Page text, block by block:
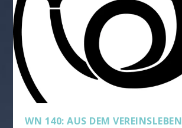
WN 140: AUS DEM VEREINSLEBEN